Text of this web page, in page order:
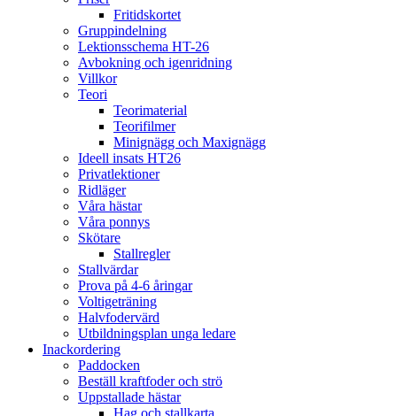
Fritidskortet
Gruppindelning
Lektionsschema HT-26
Avbokning och igenridning
Villkor
Teori
Teorimaterial
Teorifilmer
Minignägg och Maxignägg
Ideell insats HT26
Privatlektioner
Ridläger
Våra hästar
Våra ponnys
Skötare
Stallregler
Stallvärdar
Prova på 4-6 åringar
Voltigeträning
Halvfodervärd
Utbildningsplan unga ledare
Inackordering
Paddocken
Beställ kraftfoder och strö
Uppstallade hästar
Hag och stallkarta